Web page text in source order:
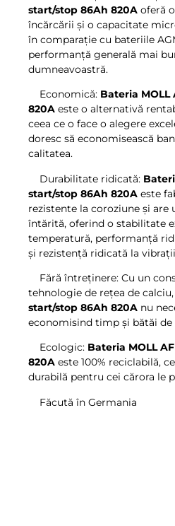
start/stop 86Ah 820A oferă
încărcării și o capacitate
în comparație cu bateriile
performanță generală mai
dumneavoastră.
Economică: Bateria MOLL
820A este o alternativă
ceea ce o face o alegere
doresc să economisească
calitatea.
Durabilitate ridicată:
start/stop 86Ah 820A este
rezistente la coroziune și are
întărită, oferind o stabilitate
temperatură, performanță
și rezistență ridicată la
Fără întreținere: Cu un
tehnologie de rețea de calciu,
start/stop 86Ah 820A nu
economisind timp și bătăi de
Ecologic: Bateria MOLL
820A este 100% reciclabilă,
durabilă pentru cei cărora le
Făcută în Germania